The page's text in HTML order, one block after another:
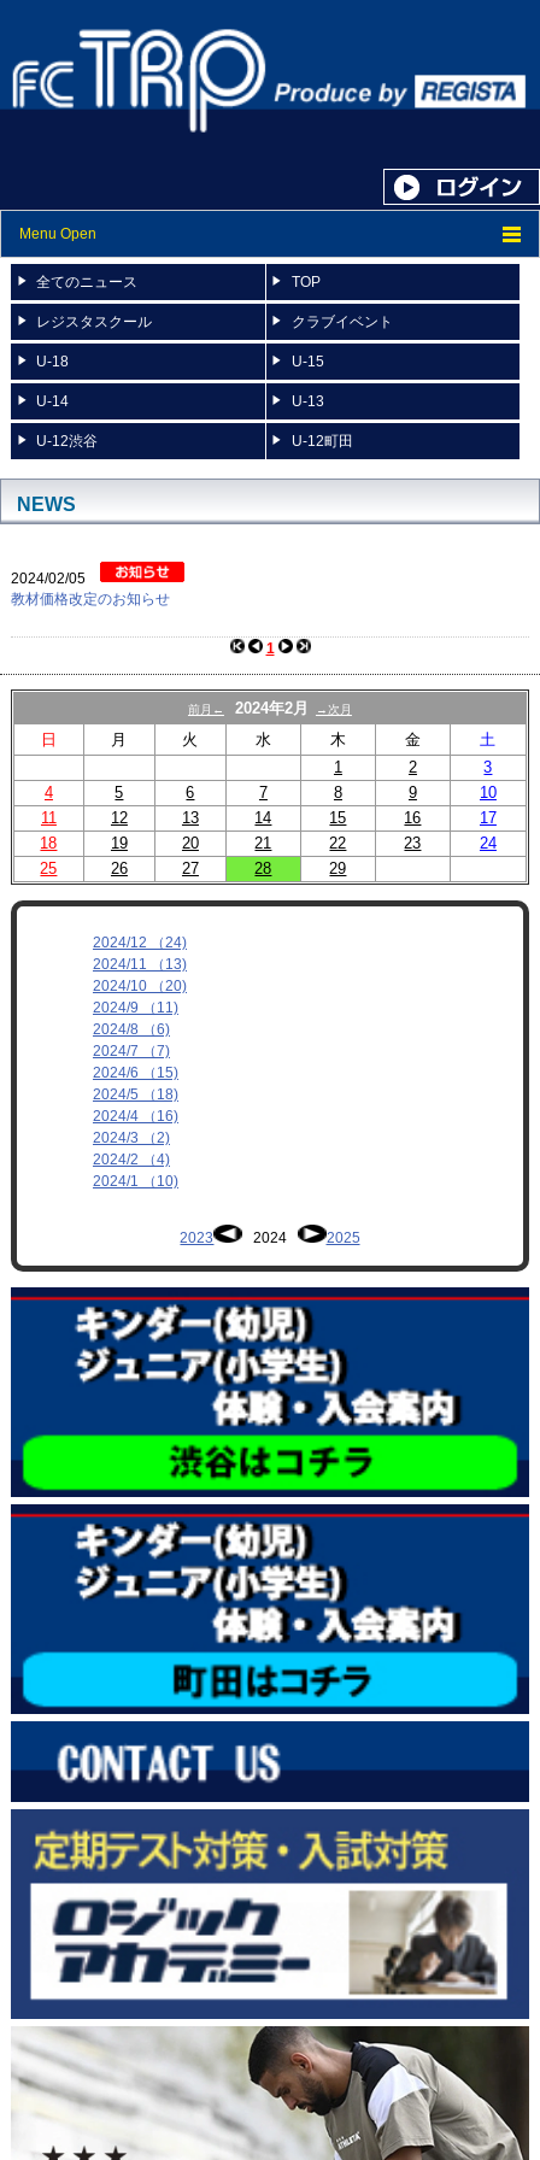
Menu Open
トップ
ニュース
スケジュール
スタッフ紹介
全てのニュース TOP
レジスタスクール クラブイベント
U-18 U-15
U-14 U-13
U-12渋谷 U-12町田
NEWS
2024/02/05
教材価格改定のお知らせ
1
前月← 2024年2月 →次月
日 月 火 水 木 金
土
1
2
3
4
5 6 7 8 9
10
11
12 13 14 15 16
17
18
19 20 21 22 23
24
25
26 27 28 29
2024/12 （24)
2024/11 （13)
2024/10 （20)
2024/9 （11)
2024/8 （6)
2024/7 （7)
2024/6 （15)
2024/5 （18)
2024/4 （16)
2024/3 （2)
2024/2 （4)
2024/1 （10)
2023 2024 2025